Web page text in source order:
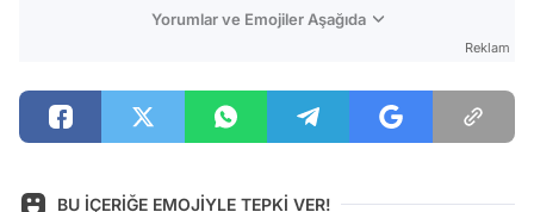
Yorumlar ve Emojiler Aşağıda
Reklam
BU İÇERİĞE EMOJİYLE TEPKİ VER!